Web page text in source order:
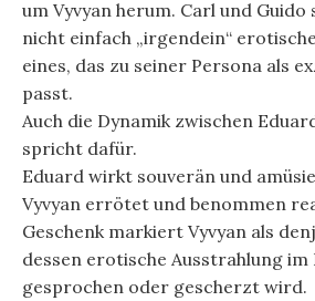
um Vyvyan herum. Carl und Guido
nicht einfach „irgendein“
eines, das zu seiner Persona als
passt.
Auch die Dynamik zwischen
spricht dafür.
Eduard wirkt souverän und
Vyvyan errötet und benommen
Geschenk markiert Vyvyan als
dessen erotische Ausstrahlung im
gesprochen oder gescherzt wird.